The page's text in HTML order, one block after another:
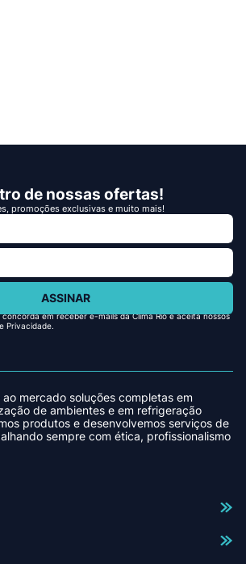
de nossas ofertas!
promoções exclusivas e muito mais!
ASSINAR
em receber e-mails da Clima Rio e aceita nossos
Privacidade.
ao mercado soluções completas em
de ambientes e em refrigeração
produtos e desenvolvemos serviços de
sempre com ética, profissionalismo